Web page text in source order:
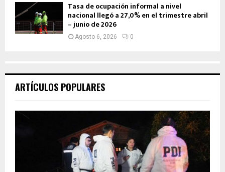
Tasa de ocupación informal a nivel
nacional llegó a 27,0% en el trimestre abril
– junio de 2026
Agosto 6, 2026 0
ARTÍCULOS POPULARES